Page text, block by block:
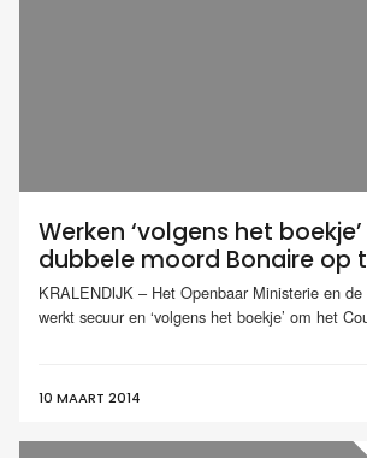
Werken ‘volgens het
dubbele moord Bonaire op
KRALENDIJK – Het Openbaar Ministerie en
werkt secuur en ‘volgens het boekje’ om het
10 MAART 2014